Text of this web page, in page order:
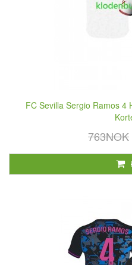
FC Sevilla Sergio Ramos 4
763NOK